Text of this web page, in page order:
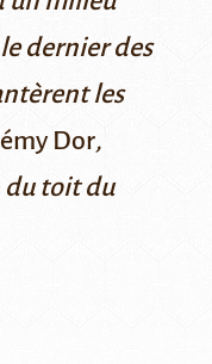
le dernier des
les
Dor,
du toit du